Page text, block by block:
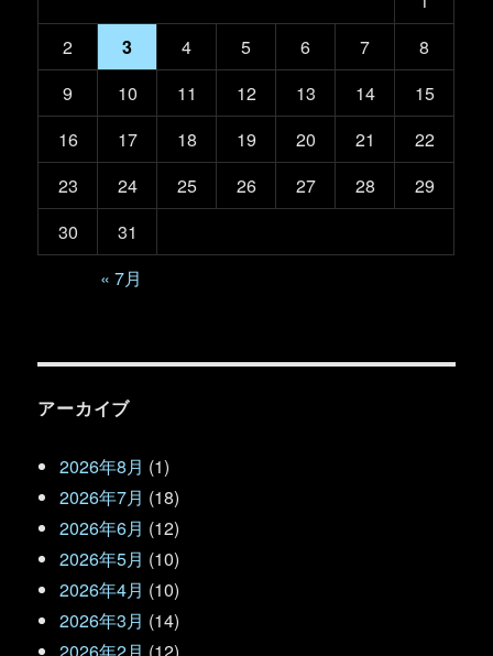
2
3 4 5 6 7
8
9
10 11 12 13 14
15
16
17 18 19 20 21
22
23
24 25 26 27 28
29
30
31
« 7月
アーカイブ
2026年8月 (1)
2026年7月 (18)
2026年6月 (12)
2026年5月 (10)
2026年4月 (10)
2026年3月 (14)
2026年2月 (12)